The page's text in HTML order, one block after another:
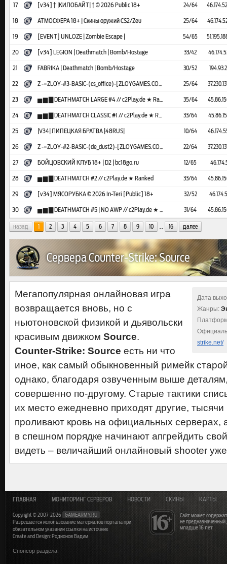
17 [v34] † |КИЛОБАЙТ| † © 2026 Public 18+ 24/64
18 АТМОСФЕРА 18+ | Скины оружий CS2/Zeu 25/64
19 [EVENT] UNLOZE | Zombie Escape | 54/65
20 [v34] LEGION | Deathmatch | Bomb/Hostage 33/42
21 FABRIKA | Deathmatch | Bomb/Hostage 30/52
22 Z -=ZLOY-#3-BASIC-(cs_office)-[ZLOYGAMES.COM]=- 25/64
23 ▅ ▆ ▇ DEATHMATCH LARGE #4 // c2Play.de ★ Ranked 35/64
24 ▅ ▆ ▇ DEATHMATCH CLASSIC #1 // c2Play.de ★ Ranked 33/64
25 |V34| ЛИПЕЦКАЯ БРАТВА |48RUS| 10/64
26 Z -=ZLOY-#2-BASIC-(de_dust2)-[ZLOYGAMES.COM]=- 22/64
27 БОЙЦОВСКИЙ КЛУБ 18+ | D2 | bc18go.ru 12/65
28 ▅ ▆ ▇ DEATHMATCH #2 // c2Play.de ★ Ranked 33/64
29 [v34] МЯСОРУБКА © 2026 In-Teri [Public] 18+ 32/52
30 ▅ ▆ ▇ DEATHMATCH #5 | NO AWP // c2Play.de ★ Ranked 31/64
назад 1 2 3 4 5 6 7 8 9 10 .. 16 далее
Сервера Counter-Strike: Source
Дата
Жанры:
strike.net/
Мегапопулярная онлайновая игра
возвращается вновь, но с
ньютоновской физикой и дьявольски
красивым движком Source.
Counter-Strike: Source есть ни что
иное, как самый обыкновенный римейк
однако, благодаря озвученным выше
совершенно по-другому. Старые тактики
их место ежедневно приходят другие,
проливают кровь на официальных серверах,
в спешном порядке начинают апгрейдить
видеть – величайший онлайновый shooter
Сайт может
не
младше 16 лет
ГЛАВНАЯ МОНИТОРИНГ СЕРВЕРОВ НОВОСТИ СКИНЫ КАРТЫ
Copyright © 2007-2026
GAMEARMY.RU
Разрешается использование материалов портала при
обязательном указании ссылки на источник
Create and Design: Родионов Вадим
Спонсор раздела: